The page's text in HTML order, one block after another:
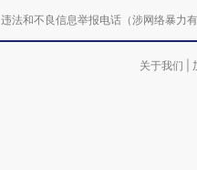
违法和不良信息举报电话（涉网络暴
关于我们